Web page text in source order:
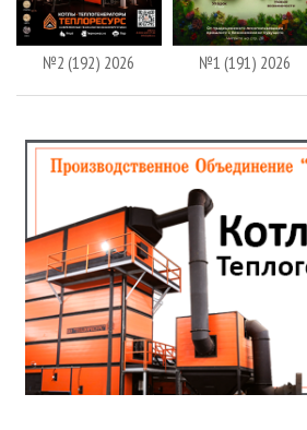
№2 (192) 2026 №1 (191) 2026